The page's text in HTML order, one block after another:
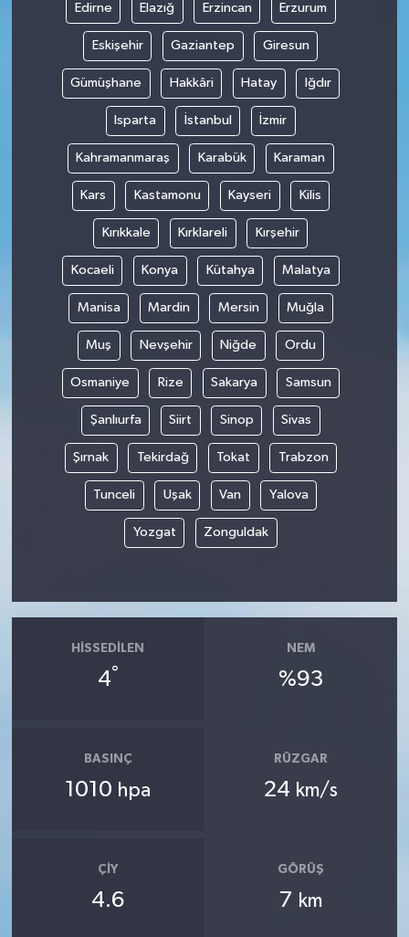
Edirne Elazığ Erzincan Erzurum
Eskişehir Gaziantep Giresun
Gümüşhane Hakkâri Hatay Iğdır
Isparta İstanbul İzmir
Kahramanmaraş Karabük Karaman
Kars Kastamonu Kayseri Kilis
Kırıkkale Kırklareli Kırşehir
Kocaeli Konya Kütahya Malatya
Manisa Mardin Mersin Muğla
Muş Nevşehir Niğde Ordu
Osmaniye Rize Sakarya Samsun
Şanlıurfa Siirt Sinop Sivas
Şırnak Tekirdağ Tokat Trabzon
Tunceli Uşak Van Yalova
Yozgat Zonguldak
HISSEDILEN
4°
NEM
%93
BASINÇ
1010 hpa
RÜZGAR
24 km/s
ÇIY
4.6
GÖRÜŞ
7 km